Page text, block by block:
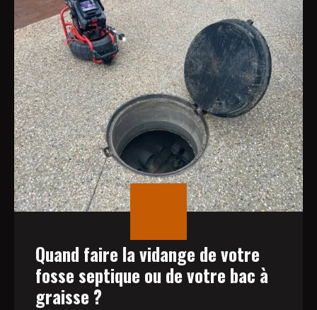
Quand faire la vidange de votre
fosse septique ou de votre bac à
graisse ?